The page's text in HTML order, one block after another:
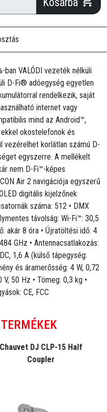
A @ 120 V, 60 Hz, 4 W, 0,45
ban VALÓDI vezeték nélküli
D-Fi® adóegység egyetlen
rendelkezik, saját
internet vagy
mind az Android™,
okostelefonok és
vezérelhet korlátlan számú D-
egyszerre. A mellékelt
nem D-Fi™-képes
Air 2 navigációja egyszerű
digitális kijelzőnek
száma: 512 • DMX
távolság: Wi-Fi™: 30,5
akár 8 óra • Újratöltési idő: 4
GHz • Antennacsatlakozás:
1,6 A (külső tápegység:
és áramerősség: 4 W, 0,72
50 Hz • Tömeg: 0,3 kg •
CE, FCC
Chauvet DJ CLP-15 Half
Coupler